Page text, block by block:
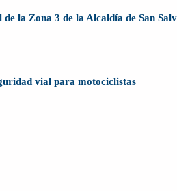
la Zona 3 de la Alcaldía de San
vial para motociclistas